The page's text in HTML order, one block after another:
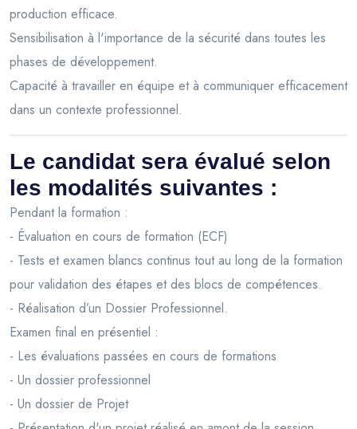
production efficace.
Sensibilisation à l'importance de la sécurité dans toutes les
phases de développement.
Capacité à travailler en équipe et à communiquer efficacement
dans un contexte professionnel.
Le candidat sera évalué selon
les modalités suivantes :
Pendant la formation :
- Évaluation en cours de formation (ECF)
- Tests et examen blancs continus tout au long de la formation
pour validation des étapes et des blocs de compétences.
- Réalisation d’un Dossier Professionnel.
Examen final en présentiel :
- Les évaluations passées en cours de formations
- Un dossier professionnel
- Un dossier de Projet